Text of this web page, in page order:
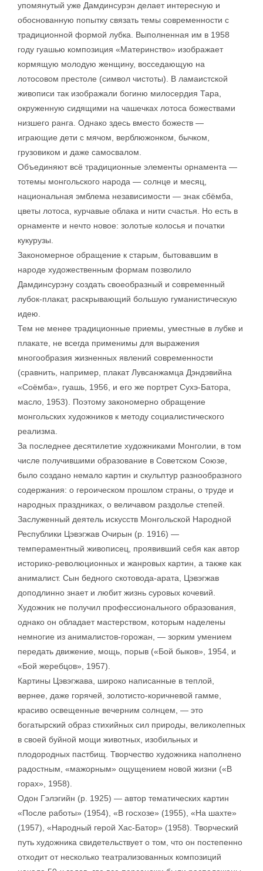
упомянутый уже Дамдинсурэн делает интересную и
обоснованную попытку связать темы современности с
традиционной формой лубка. Выполненная им в 1958
году гуашью композиция «Материнство» изображает
кормящую молодую женщину, восседающую на
лотосовом престоле (символ чистоты). В ламаистской
живописи так изображали богиню милосердия Тара,
окруженную сидящими на чашечках лотоса божествами
низшего ранга. Однако здесь вместо божеств —
играющие дети с мячом, верблюжонком, бычком,
грузовиком и даже самосвалом.
Объединяют всё традиционные элементы орнамента —
тотемы монгольского народа — солнце и месяц,
национальная эмблема независимости — знак сбёмба,
цветы лотоса, курчавые облака и нити счастья. Но есть в
орнаменте и нечто новое: золотые колосья и початки
кукурузы.
Закономерное обращение к старым, бытовавшим в
народе художественным формам позволило
Дамдинсурэну создать своеобразный и современный
лубок-плакат, раскрывающий большую гуманистическую
идею.
Тем не менее традиционные приемы, уместные в лубке и
плакате, не всегда применимы для выражения
многообразия жизненных явлений современности
(сравнить, например, плакат Лувсанжамца Дэндэвийна
«Соёмба», гуашь, 1956, и его же портрет Сухэ-Батора,
масло, 1953). Поэтому закономерно обращение
монгольских художников к методу социалистического
реализма.
За последнее десятилетие художниками Монголии, в том
числе получившими образование в Советском Союзе,
было создано немало картин и скульптур разнообразного
содержания: о героическом прошлом страны, о труде и
народных праздниках, о величавом раздолье степей.
Заслуженный деятель искусств Монгольской Народной
Республики Цэвэгжав Очирын (р. 1916) —
темпераментный живописец, проявивший себя как автор
историко-революционных и жанровых картин, а также как
анималист. Сын бедного скотовода-арата, Цэвэгжав
доподлинно знает и любит жизнь суровых кочевий.
Художник не получил профессионального образования,
однако он обладает мастерством, которым наделены
немногие из анималистов-горожан, — зорким умением
передать движение, мощь, порыв («Бой быков», 1954, и
«Бой жеребцов», 1957).
Картины Цэвэгжава, широко написанные в теплой,
вернее, даже горячей, золотисто-коричневой гамме,
красиво освещенные вечерним солнцем, — это
богатырский образ стихийных сил природы, великолепных
в своей буйной мощи животных, изобильных и
плодородных пастбищ. Творчество художника наполнено
радостным, «мажорным» ощущением новой жизни («В
горах», 1958).
Одон Гэлэгийн (р. 1925) — автор тематических картин
«После работы» (1954), «В госхозе» (1955), «На шахте»
(1957), «Народный герой Хас-Батор» (1958). Творческий
путь художника свидетельствует о том, что он постепенно
отходит от несколько театрализованных композиций